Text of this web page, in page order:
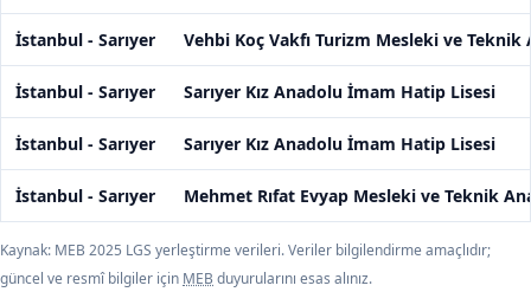
İstanbul - Sarıyer Vehbi Koç Vakfı Turizm Mesleki ve Teknik
İstanbul - Sarıyer Sarıyer Kız Anadolu İmam Hatip Lisesi
İstanbul - Sarıyer Sarıyer Kız Anadolu İmam Hatip Lisesi
İstanbul - Sarıyer Mehmet Rıfat Evyap Mesleki ve Teknik
Kaynak: MEB 2025 LGS yerleştirme verileri. Veriler bilgilendirme amaçlıdır;
güncel ve resmî bilgiler için MEB duyurularını esas alınız.